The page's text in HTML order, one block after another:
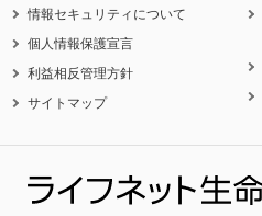
情報セキュリティについて
個人情報保護宣言
利益相反管理方針
サイトマップ